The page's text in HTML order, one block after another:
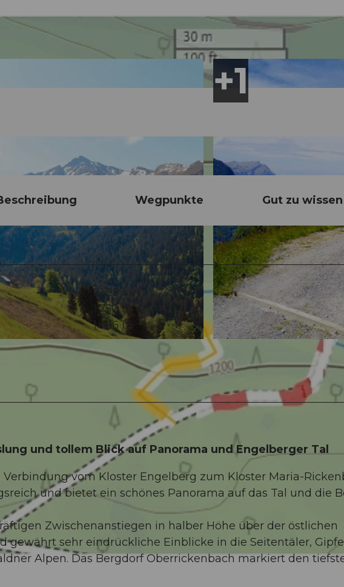
Wegpunkte Gut zu wissen
21,29 km
1.750 m
1.886 m
und tollem Blick auf Panorama und Engelberger Tal
vom Kloster Engelberg zum Kloster Maria-
und bietet ein schönes Panorama auf das Tal und die
Zwischenanstiegen in halber Höhe über der östlichen
gewährt sehr eindrückliche Einblicke in die Seitentäler,
Alpen. Das Bergdorf Oberrickenbach markiert den